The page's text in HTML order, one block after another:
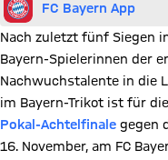
FC Bayern App
Nach zuletzt fünf Siegen
Bayern-Spielerinnen der
Nachwuchstalente in die
im Bayern-Trikot ist für
Pokal-Achtelfinale gegen
16. November, am FC